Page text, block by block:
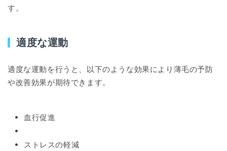
す。
適度な運動
適度な運動を行うと、以下のような効果により薄毛の予防
や改善効果が期待できます。
血行促進
ストレスの軽減